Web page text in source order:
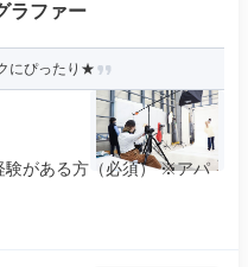
ラファー
にぴったり★
験がある方（必須） ※アパ